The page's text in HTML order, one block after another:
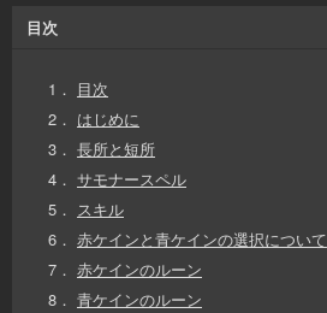
目次
1． 目次
2． はじめに
3． 長所と短所
4． サモナースペル
5． スキル
6． 赤ケインと青ケインの選択について
7． 赤ケインのルーン
8． 青ケインのルーン